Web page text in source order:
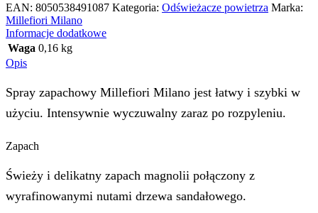
EAN: 8050538491087 Kategoria: Odświeżacze powietrza Marka:
Millefiori Milano
Informacje dodatkowe
Waga 0,16 kg
Opis
Spray zapachowy Millefiori Milano jest łatwy i szybki w
użyciu. Intensywnie wyczuwalny zaraz po rozpyleniu.
Zapach
Świeży i delikatny zapach magnolii połączony z
wyrafinowanymi nutami drzewa sandałowego.